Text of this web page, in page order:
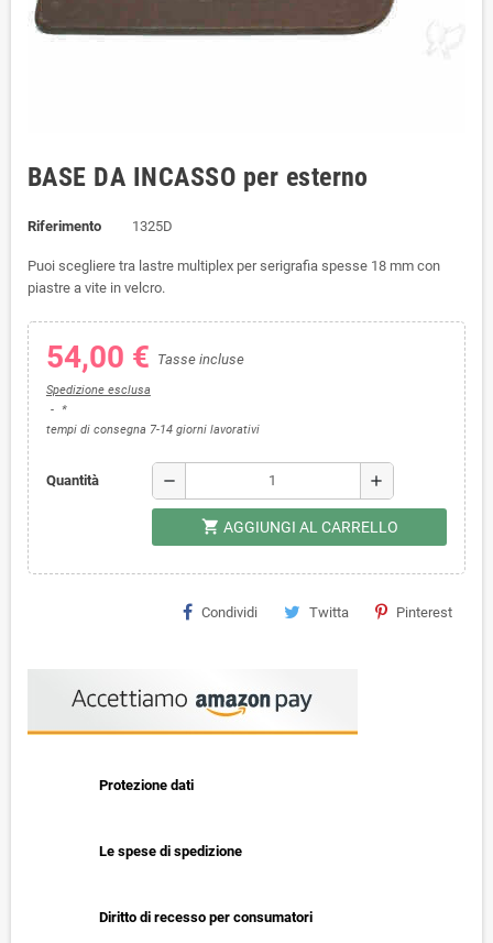
BASE DA INCASSO per esterno
Riferimento 1325D
Puoi scegliere tra lastre multiplex per serigrafia spesse 18 mm con
piastre a vite in velcro.
54,00 € Tasse incluse
Spedizione esclusa
*
tempi di consegna 7-14 giorni lavorativi
Quantità remove add
shopping_cart AGGIUNGI AL CARRELLO
Condividi Twitta Pinterest
Protezione dati
Le spese di spedizione
Diritto di recesso per consumatori